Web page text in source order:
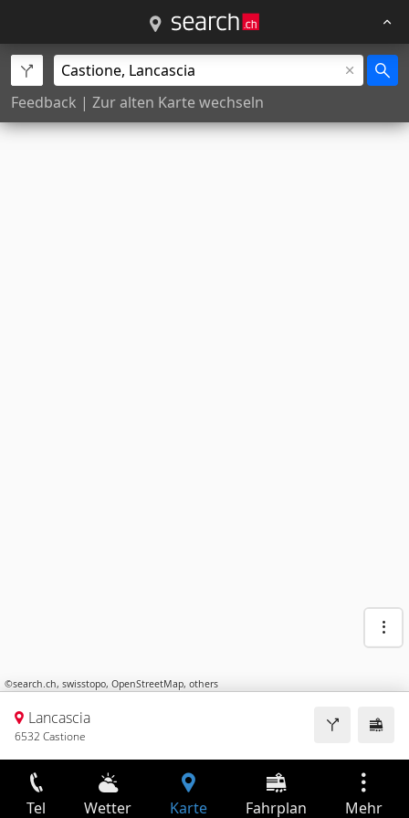
Feedback | Zur alten Karte wechseln
©search.ch, swisstopo, OpenStreetMap, others
Lancascia
6532 Castione
Tel Wetter Karte Fahrplan Mehr